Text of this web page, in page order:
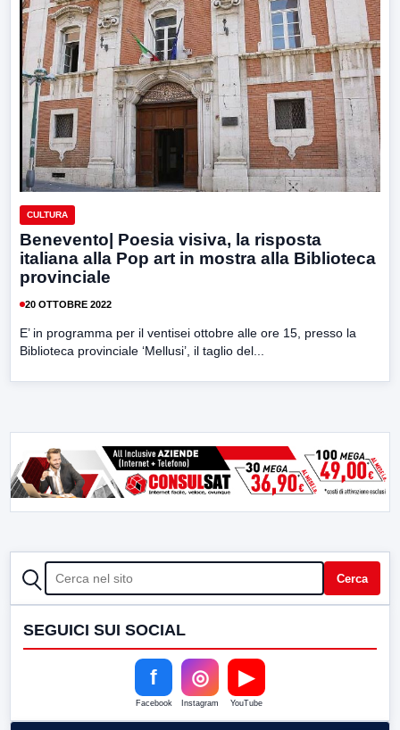
CULTURA
Benevento| Poesia visiva, la risposta
italiana alla Pop art in mostra alla Biblioteca
provinciale
20 OTTOBRE 2022
E’ in programma per il ventisei ottobre alle ore 15, presso la
Biblioteca provinciale ‘Mellusi’, il taglio del...
CERCA Cerca
SEGUICI SUI SOCIAL
f
Facebook
◎
Instagram
▶
YouTube